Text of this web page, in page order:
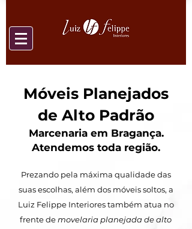
Móveis Planejados
de Alto Padrão
Marcenaria em Bragança.
Atendemos toda região.
Prezando pela máxima qualidade das
suas escolhas, além dos móveis soltos, a
Luiz Felippe Interiores também atua no
frente demovelaria planejada de alto